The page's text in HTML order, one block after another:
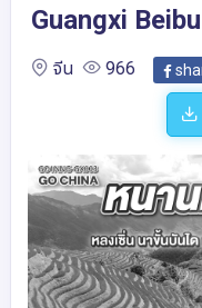
Guangxi
จีน 966